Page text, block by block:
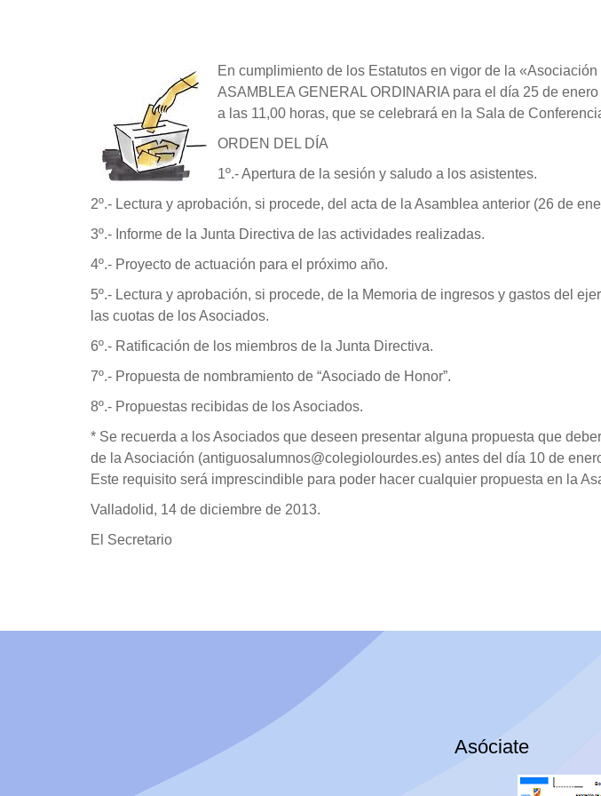
En cumplimiento de los Estatutos en vigor de la
ASAMBLEA GENERAL ORDINARIA para el día 25 de
a las 11,00 horas, que se celebrará en la Sala de
ORDEN DEL DÍA
1º.- Apertura de la sesión y saludo a los asistentes.
2º.- Lectura y aprobación, si procede, del acta de la Asamblea anterior (26 de
3º.- Informe de la Junta Directiva de las actividades realizadas.
4º.- Proyecto de actuación para el próximo año.
5º.- Lectura y aprobación, si procede, de la Memoria de ingresos y gastos del
las cuotas de los Asociados.
6º.- Ratificación de los miembros de la Junta Directiva.
7º.- Propuesta de nombramiento de “Asociado de Honor”.
8º.- Propuestas recibidas de los Asociados.
* Se recuerda a los Asociados que deseen presentar alguna propuesta que
de la Asociación (antiguosalumnos@colegiolourdes.es) antes del día 10 de
Este requisito será imprescindible para poder hacer cualquier propuesta en la
Valladolid, 14 de diciembre de 2013.
El Secretario
Asóciate